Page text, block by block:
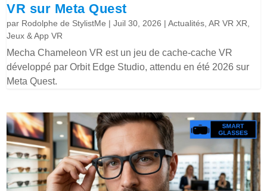
VR sur Meta Quest
par Rodolphe de StylistMe |Juil 30, 2026 |Actualités ,AR VR XR
Jeux & App VR
Mecha Chameleon VR est un jeu de cache-cache VR
développé par Orbit Edge Studio, attendu en été 2026 sur
Meta Quest.